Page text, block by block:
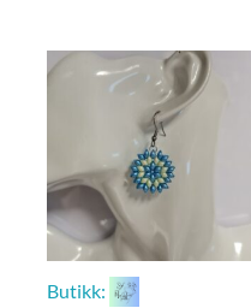
Butikk: